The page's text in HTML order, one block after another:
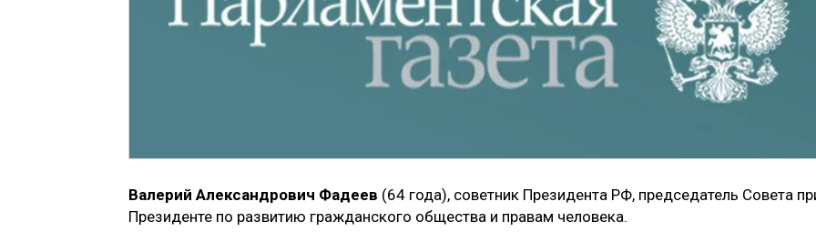
Валерий Александрович Фадеев (64 года), советник Президента РФ, председатель Совета
Президенте по развитию гражданского общества и правам человека.